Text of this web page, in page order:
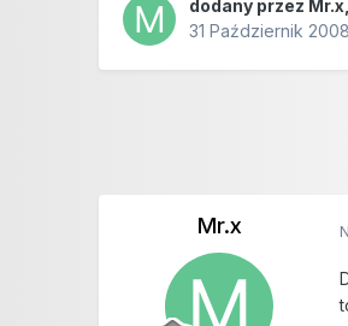
dodany przez Mr.x
31 Październik 2008
Mr.x